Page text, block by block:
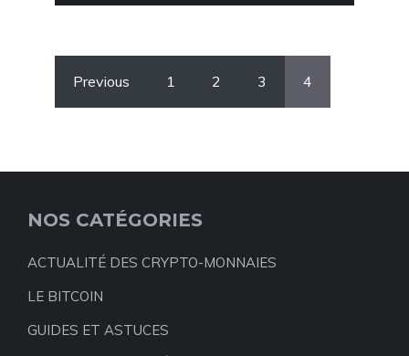
Previous 1 2 3 4
NOS CATÉGORIES
ACTUALITÉ DES CRYPTO-MONNAIES
LE BITCOIN
GUIDES ET ASTUCES